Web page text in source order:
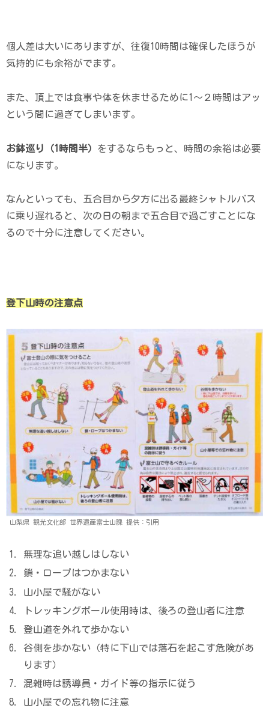
個人差は大いにありますが、往復10時間は確保したほうが
気持的にも余裕がでます。
また、頂上では食事や体を休ませるために1～２時間はアッ
という間に過ぎてしまいます。
お鉢巡り（1時間半） をするならもっと、時間の余裕は必要
になります。
なんといっても、五合目から夕方に出る最終シャトルバス
に乗り遅れると、次の日の朝まで五合目で過ごすことにな
るので十分に注意してください。
登下山時の注意点
山梨県 観光文化部 世界遺産富士山課 提供：引用
無理な追い越しはしない
鎖・ロープはつかまない
山小屋で騒がない
トレッキングポール使用時は、後ろの登山者に注意
登山道を外れて歩かない
谷側を歩かない（特に下山では落石を起こす危険があ
ります）
混雑時は誘導員・ガイド等の指示に従う
山小屋での忘れ物に注意